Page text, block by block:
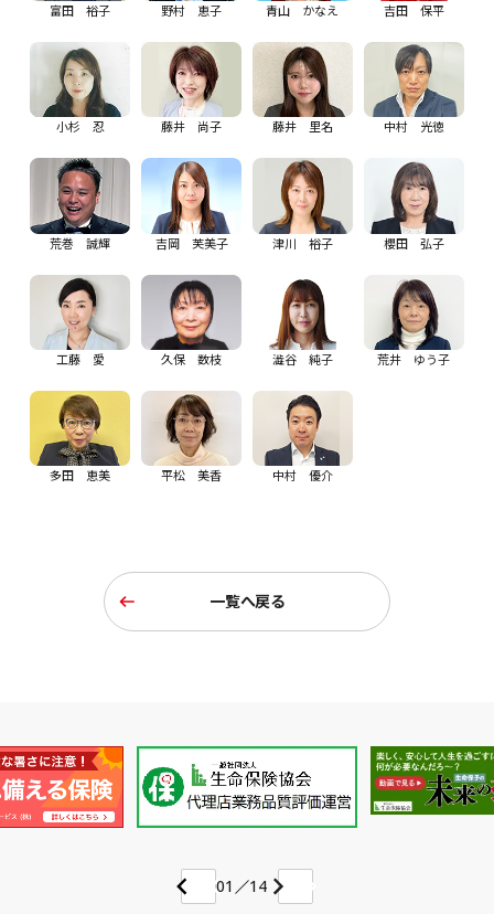
富田 裕子 野村 恵子 青山 かなえ 吉田 保平
小杉 忍 藤井 尚子 藤井 里名 中村 光徳
荒巻 誠輝 吉岡 芙美子 津川 裕子 櫻田 弘子
工藤 愛 久保 数枝 澁谷 純子 荒井 ゆう子
多田 恵美 平松 美香 中村 優介
一覧へ戻る
01 14